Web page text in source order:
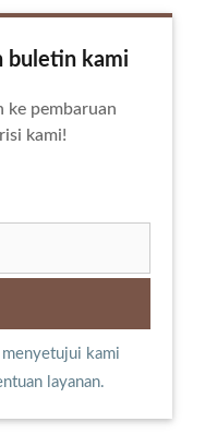
buletin kami
ke pembaruan
kami!
menyetujui kami
layanan.